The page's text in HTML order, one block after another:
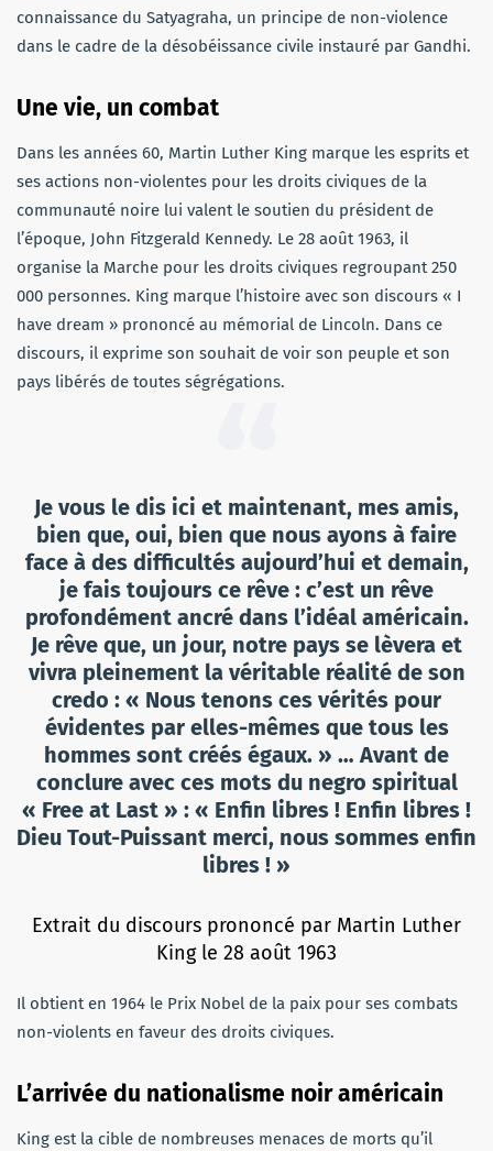
connaissance du Satyagraha, un principe de non-violence
dans le cadre de la désobéissance civile instauré par Gandhi.
Une vie, un combat
Dans les années 60, Martin Luther King marque les esprits et
ses actions non-violentes pour les droits civiques de la
communauté noire lui valent le soutien du président de
l’époque, John Fitzgerald Kennedy. Le 28 août 1963, il
organise la Marche pour les droits civiques regroupant 250
000 personnes. King marque l’histoire avec son discours « I
have dream » prononcé au mémorial de Lincoln. Dans ce
discours, il exprime son souhait de voir son peuple et son
pays libérés de toutes ségrégations.
Je vous le dis ici et maintenant, mes amis,
bien que, oui, bien que nous ayons à faire
face à des difficultés aujourd’hui et demain,
je fais toujours ce rêve : c’est un rêve
profondément ancré dans l’idéal américain.
Je rêve que, un jour, notre pays se lèvera et
vivra pleinement la véritable réalité de son
credo : « Nous tenons ces vérités pour
évidentes par elles-mêmes que tous les
hommes sont créés égaux. » … Avant de
conclure avec ces mots du negro spiritual
« Free at Last » : « Enfin libres ! Enfin libres !
Dieu Tout-Puissant merci, nous sommes enfin
libres ! »
Extrait du discours prononcé par Martin Luther
King le 28 août 1963
Il obtient en 1964 le Prix Nobel de la paix pour ses combats
non-violents en faveur des droits civiques.
L’arrivée du nationalisme noir américain
King est la cible de nombreuses menaces de morts qu’il